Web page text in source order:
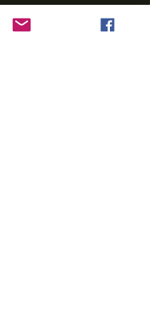
الجمعة: 10:00 - 5:30